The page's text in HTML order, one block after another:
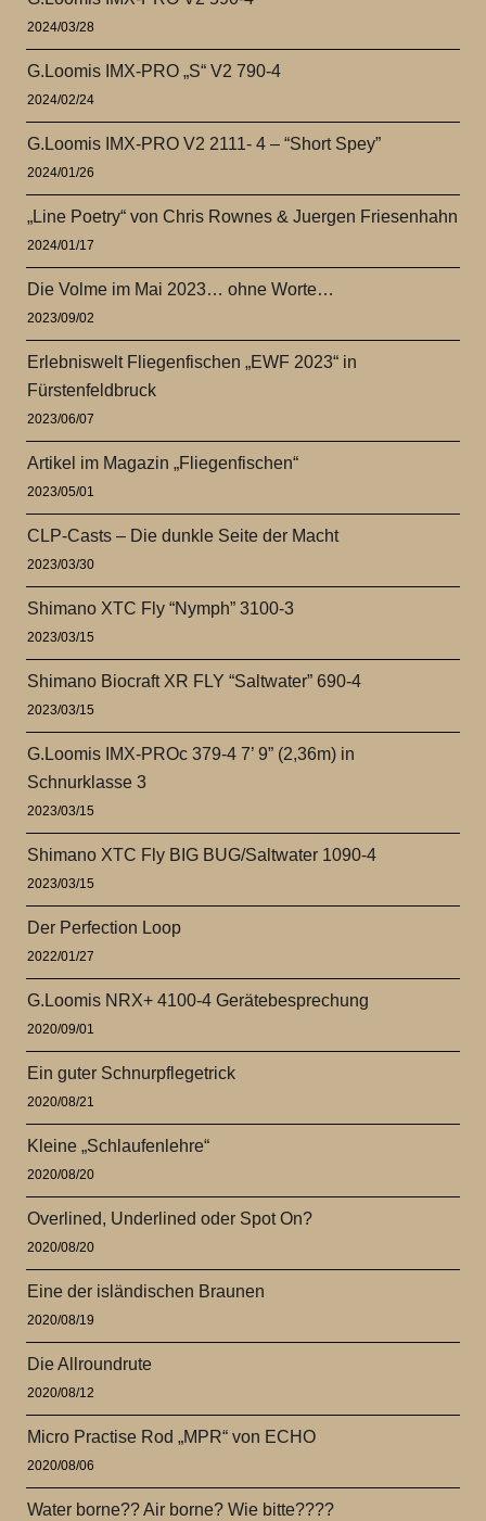
2024/03/28
G.Loomis IMX-PRO „S“ V2 790-4
2024/02/24
G.Loomis IMX-PRO V2 2111- 4 – “Short Spey”
2024/01/26
„Line Poetry“ von Chris Rownes & Juergen Friesenhahn
2024/01/17
Die Volme im Mai 2023… ohne Worte…
2023/09/02
Erlebniswelt Fliegenfischen „EWF 2023“ in
Fürstenfeldbruck
2023/06/07
Artikel im Magazin „Fliegenfischen“
2023/05/01
CLP-Casts – Die dunkle Seite der Macht
2023/03/30
Shimano XTC Fly “Nymph” 3100-3
2023/03/15
Shimano Biocraft XR FLY “Saltwater” 690-4
2023/03/15
G.Loomis IMX-PROc 379-4 7’ 9” (2,36m) in
Schnurklasse 3
2023/03/15
Shimano XTC Fly BIG BUG/Saltwater 1090-4
2023/03/15
Der Perfection Loop
2022/01/27
G.Loomis NRX+ 4100-4 Gerätebesprechung
2020/09/01
Ein guter Schnurpflegetrick
2020/08/21
Kleine „Schlaufenlehre“
2020/08/20
Overlined, Underlined oder Spot On?
2020/08/20
Eine der isländischen Braunen
2020/08/19
Die Allroundrute
2020/08/12
Micro Practise Rod „MPR“ von ECHO
2020/08/06
Water borne?? Air borne? Wie bitte????